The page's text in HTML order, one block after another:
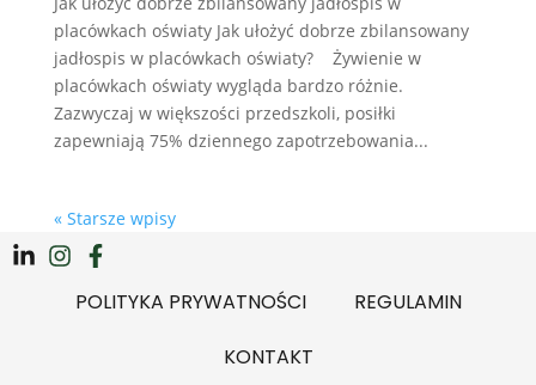
placówkach oświaty Jak ułożyć dobrze zbilansowany
jadłospis w placówkach oświaty? Żywienie w
placówkach oświaty wygląda bardzo różnie.
Zazwyczaj w większości przedszkoli, posiłki
zapewniają 75% dziennego zapotrzebowania...
« Starsze wpisy
POLITYKA PRYWATNOŚCI
REGULAMIN
KONTAKT